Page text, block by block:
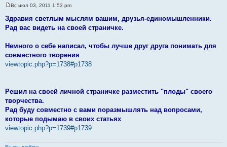
о
б
н
е
Вс июл 03, 2011 1:53 pm
Здравия светлым мыслям вашим, друзья-единомышленники.
Рад вас видеть на своей страничке.
Немного о себе написал, чтобы лучше друг друга понимать для
совместного творения
viewtopic.php?p=1738#p1738
Решил на своей личной страничке разместить "плоды" своего
творчества.
Рад буду совместно с вами поразмышлять над вопросами,
которые подымаю в своих статьях
viewtopic.php?p=1739#p1739